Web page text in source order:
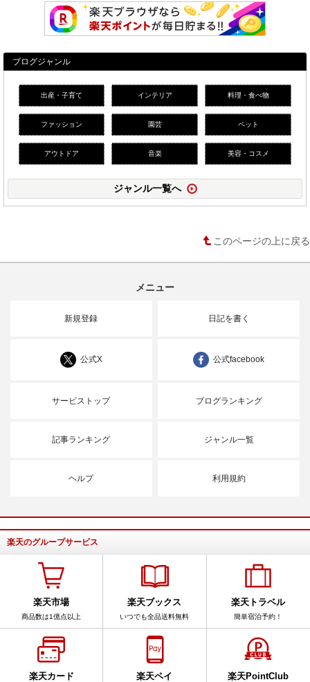
ブログジャンル
出産・子育て インテリア 料理・食べ物
ファッション 園芸 ペット
アウトドア 音楽 美容・コスメ
ジャンル一覧へ
このページの上に戻る
メニュー
新規登録 日記を書く
公式X 公式facebook
サービストップ ブログランキング
記事ランキング ジャンル一覧
ヘルプ 利用規約
楽天のグループサービス
楽天市場
商品数は1億点以上
楽天ブックス
いつでも全品送料無料
楽天トラベル
簡単宿泊予約！
楽天カード 楽天ペイ 楽天PointClub